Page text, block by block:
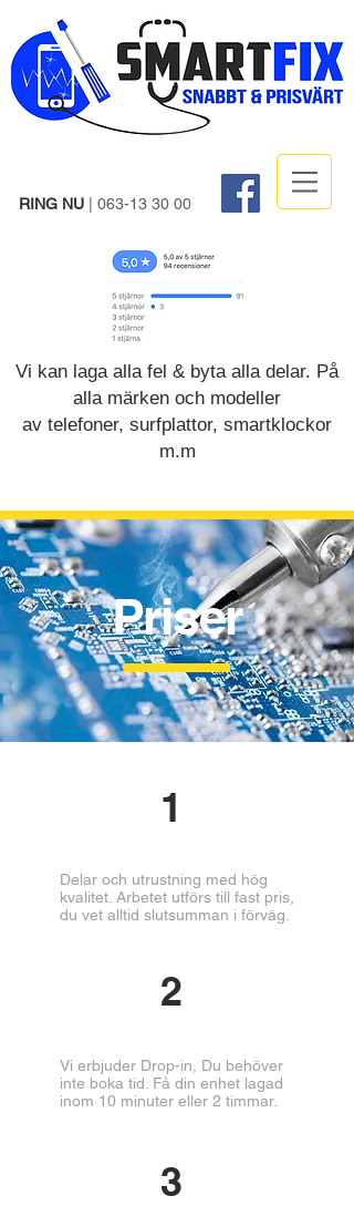
RING NU 063-13 30 00
Vi kan laga alla fel & byta alla delar. På
alla märken och modeller
av telefoner, surfplattor, smartklockor
m.m
Priser
1
Delar och utrustning med hög
kvalitet. Arbetet utförs till fast pris,
du vet alltid slutsumman i förväg.
2
Vi erbjuder Drop-in, Du behöver
inte boka tid. Få din enhet lagad
inom 10 minuter eller 2 timmar.
3